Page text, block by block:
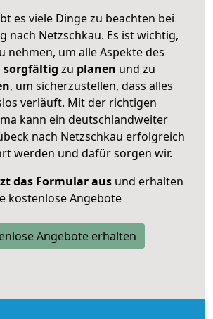
es viele Dinge zu beachten bei
nach Netzschkau. Es ist wichtig,
nehmen, um alle Aspekte des
sorgfältig zu planen und zu
, um sicherzustellen, dass alles
verläuft. Mit der richtigen
kann ein deutschlandweiter
nach Netzschkau erfolgreich
werden und dafür sorgen wir.
das Formular ausund erhalten
kostenlose Angebote
Angebote erhalten